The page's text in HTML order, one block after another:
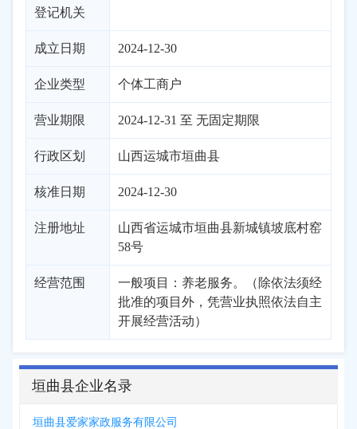
登记机关
成立日期 2024-12-30
企业类型 个体工商户
营业期限 2024-12-31 至 无固定期限
行政区划 山西运城市垣曲县
核准日期 2024-12-30
注册地址
山西省运城市垣曲县新城镇坡底村窑
58号
经营范围
一般项目：养老服务。（除依法须经
批准的项目外，凭营业执照依法自主
开展经营活动）
垣曲县企业名录
垣曲县爱家家政服务有限公司